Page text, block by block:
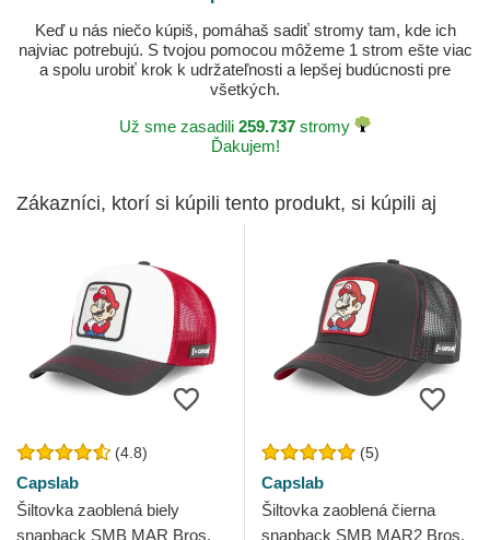
Keď u nás niečo kúpiš, pomáhaš sadiť stromy tam, kde ich
najviac potrebujú. S tvojou pomocou môžeme 1 strom ešte viac
a spolu urobiť krok k udržateľnosti a lepšej budúcnosti pre
všetkých.
Už sme zasadili 259.737 stromy
Ďakujem!
Zákazníci, ktorí si kúpili tento produkt, si kúpili aj
(4.8)
Capslab
Šiltovka zaoblená biely
snapback SMB MAR Bros.
(5)
Capslab
Šiltovka zaoblená čierna
snapback SMB MAR2 Bros.